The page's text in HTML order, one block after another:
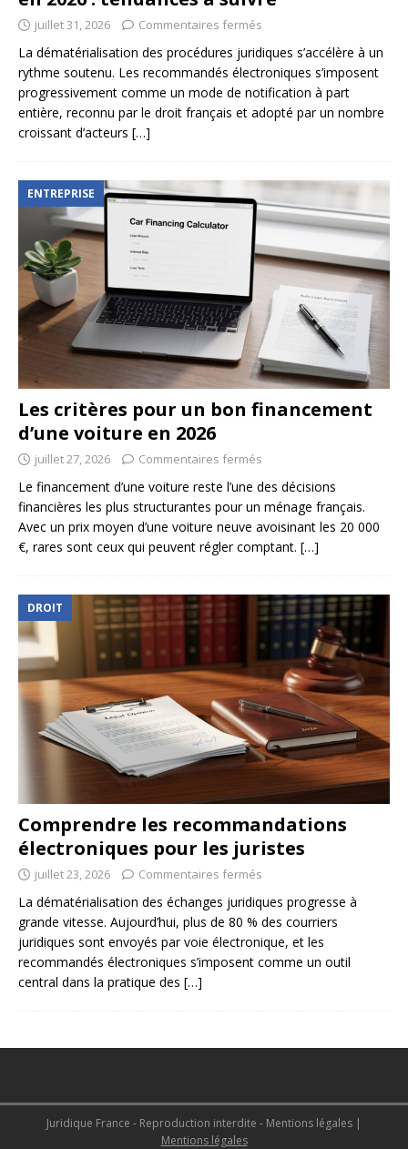
juillet 31, 2026 Commentaires fermés
La dématérialisation des procédures juridiques s’accélère à un
rythme soutenu. Les recommandés électroniques s’imposent
progressivement comme un mode de notification à part
entière, reconnu par le droit français et adopté par un nombre
croissant d’acteurs […]
ENTREPRISE
Les critères pour un bon financement
d’une voiture en 2026
juillet 27, 2026 Commentaires fermés
Le financement d’une voiture reste l’une des décisions
financières les plus structurantes pour un ménage français.
Avec un prix moyen d’une voiture neuve avoisinant les 20 000
€, rares sont ceux qui peuvent régler comptant. […]
DROIT
Comprendre les recommandations
électroniques pour les juristes
juillet 23, 2026 Commentaires fermés
La dématérialisation des échanges juridiques progresse à
grande vitesse. Aujourd’hui, plus de 80 % des courriers
juridiques sont envoyés par voie électronique, et les
recommandés électroniques s’imposent comme un outil
central dans la pratique des […]
Juridique France - Reproduction interdite - Mentions légales |
Mentions légales